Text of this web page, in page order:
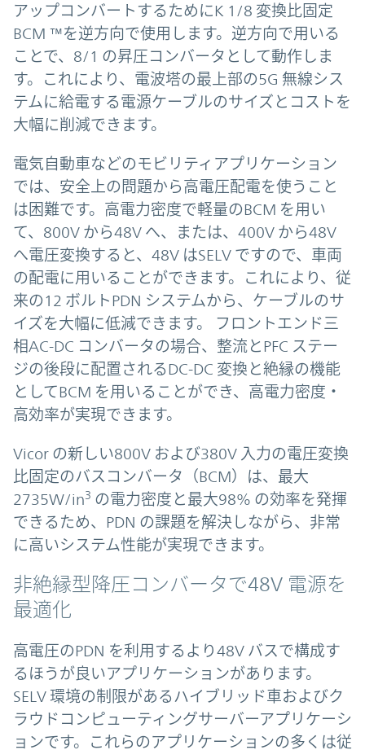
アップコンバートするためにK 1/8 変換比固定
BCM ™を逆方向で使用します。逆方向で用いる
ことで、8/1 の昇圧コンバータとして動作しま
す。これにより、電波塔の最上部の5G 無線シス
テムに給電する電源ケーブルのサイズとコストを
大幅に削減できます。
電気自動車などのモビリティアプリケーション
では、安全上の問題から高電圧配電を使うこと
は困難です。高電力密度で軽量のBCM を用い
て、800V から48V へ、または、400V から48V
へ電圧変換すると、48V はSELV ですので、車両
の配電に用いることができます。これにより、従
来の12 ボルトPDN システムから、ケーブルのサ
イズを大幅に低減できます。 フロントエンド三
相AC-DC コンバータの場合、整流とPFC ステー
ジの後段に配置されるDC-DC 変換と絶縁の機能
としてBCM を用いることができ、高電力密度・
高効率が実現できます。
Vicor の新しい800V および380V 入力の電圧変換
比固定のバスコンバータ（BCM）は、最大
2735W/in3 の電力密度と最大98% の効率を発揮
できるため、PDN の課題を解決しながら、非常
に高いシステム性能が実現できます。
非絶縁型降圧コンバータで48V 電源を
最適化
高電圧のPDN を利用するより48V バスで構成す
るほうが良いアプリケーションがあります。
SELV 環境の制限があるハイブリッド車およびク
ラウドコンピューティングサーバーアプリケーシ
ョンです。これらのアプリケーションの多くは従